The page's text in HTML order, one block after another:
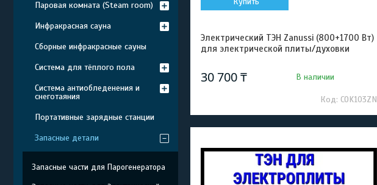
Электрический ТЭН Zanussi (800+1700 Вт)
для электрической плиты/духовки
30 700 ₸ В наличии
COK103ZN
Паровая комната (Steam room)
Инфракрасная сауна
Сборные инфракрасные сауны
Система для тёплого пола
Система антиобледенения и
снеготаяния
Портативные зарядные станции
Запасные детали
Запасные части для Парогенератора